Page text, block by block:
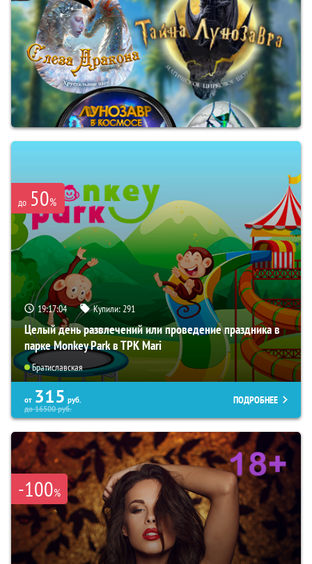
до 50%
19:17:03 Купили:291
Целый день развлечений или проведение праздника в
парке Monkey Park в ТРК Mari
Братиславская
от 315 руб.
до16500руб.
ПОДРОБНЕЕ
-100%